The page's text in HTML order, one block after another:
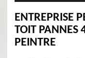
ENTREPRISE
TOIT PANNES
PEINTRE